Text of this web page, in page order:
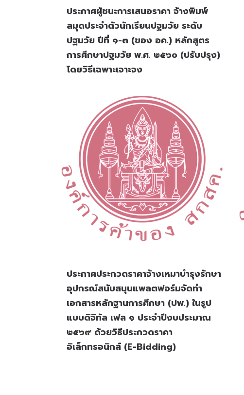
ประกาศผู้ชนะการเสนอราคา จ้างพิมพ์
สมุดประจำตัวนักเรียนปฐมวัย ระดับ
ปฐมวัย ปีที่ ๑-๓ (ของ อค.) หลักสูตร
การศึกษาปฐมวัย พ.ศ. ๒๕๖๐ (ปรับปรุง)
โดยวิธีเฉพาะเจาะจง
ประกาศประกวดราคาจ้างเหมาบำรุงรักษา
อุปกรณ์สนับสนุนแพลตฟอร์มจัดทำ
เอกสารหลักฐานการศึกษา (ปพ.) ในรูป
แบบดิจิทัล เฟส ๑ ประจำปีงบประมาณ
๒๕๖๙ ด้วยวิธีประกวดราคา
อิเล็กทรอนิกส์ (e-Bidding)